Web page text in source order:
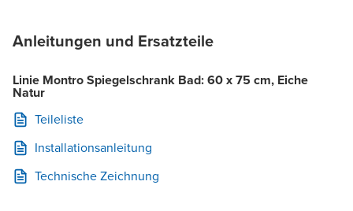
Anleitungen und Ersatzteile
Linie Montro Spiegelschrank Bad: 60 x 75 cm, Eiche
Natur
Teileliste
Installationsanleitung
Technische Zeichnung